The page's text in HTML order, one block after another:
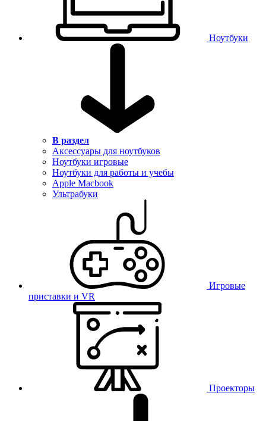
Ноутбуки
В раздел
Аксессуары для ноутбуков
Ноутбуки игровые
Ноутбуки для работы и учебы
Apple Macbook
Ультрабуки
Игровые
приставки и VR
Проекторы